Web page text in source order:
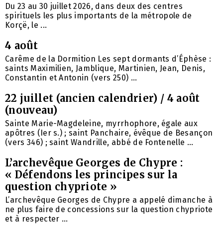
Du 23 au 30 juillet 2026, dans deux des centres
spirituels les plus importants de la métropole de
Korçë, le ...
4 août
Carême de la Dormition Les sept dormants d’Éphèse :
saints Maximilien, Jamblique, Martinien, Jean, Denis,
Constantin et Antonin (vers 250) ...
22 juillet (ancien calendrier) / 4 août
(nouveau)
Sainte Marie-Magdeleine, myrrhophore, égale aux
apôtres (Ier s.) ; saint Panchaire, évêque de Besançon
(vers 346) ; saint Wandrille, abbé de Fontenelle ...
L’archevêque Georges de Chypre :
« Défendons les principes sur la
question chypriote »
L’archevêque Georges de Chypre a appelé dimanche à
ne plus faire de concessions sur la question chypriote
et à respecter ...